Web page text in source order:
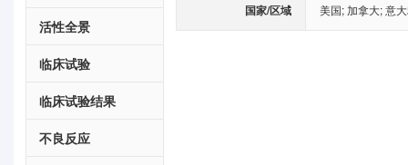
活性全景
临床试验
临床试验结果
不良反应
国家/区域 美国;加拿大;意